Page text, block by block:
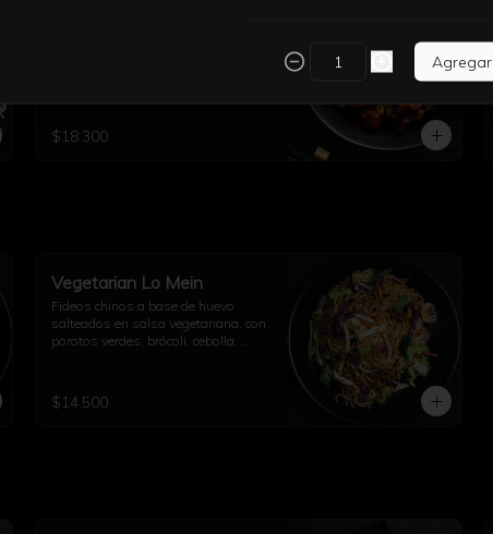
$18.300
Vegetarian Lo Mein
Fideos chinos a base de huevo
salteados en salsa vegetariana, con
porotos verdes, brócoli, cebolla,
sésamo.
$14.500
Agregar